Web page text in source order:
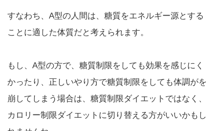
すなわち、A型の人間は、糖質をエネルギー源とする
ことに適した体質だと考えられます。
もし、A型の方で、糖質制限をしても効果を感じにく
かったり、正しいやり方で糖質制限をしても体調がを
崩してしまう場合は、糖質制限ダイエットではなく、
カロリー制限ダイエットに切り替える方がいいかもし